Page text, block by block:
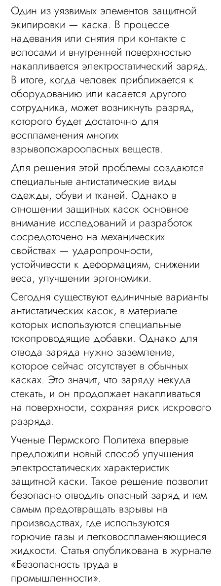
Один из уязвимых элементов защитной
экипировки — каска. В процессе
надевания или снятия при контакте с
волосами и внутренней поверхностью
накапливается электростатический заряд.
В итоге, когда человек приближается к
оборудованию или касается другого
сотрудника, может возникнуть разряд,
которого будет достаточно для
воспламенения многих
взрывопожароопасных веществ.
Для решения этой проблемы создаются
специальные антистатические виды
одежды, обуви и тканей. Однако в
отношении защитных касок основное
внимание исследований и разработок
сосредоточено на механических
свойствах — ударопрочности,
устойчивости к деформациям, снижении
веса, улучшении эргономики.
Сегодня существуют единичные варианты
антистатических касок, в материале
которых используются специальные
токопроводящие добавки. Однако для
отвода заряда нужно заземление,
которое сейчас отсутствует в обычных
касках. Это значит, что заряду некуда
стекать, и он продолжает накапливаться
на поверхности, сохраняя риск искрового
разряда.
Ученые Пермского Политеха впервые
предложили новый способ улучшения
электростатических характеристик
защитной каски. Такое решение позволит
безопасно отводить опасный заряд и тем
самым предотвращать взрывы на
производствах, где используются
горючие газы и легковоспламеняющиеся
жидкости. Статья опубликована в журнале
«Безопасность труда в
промышленности».